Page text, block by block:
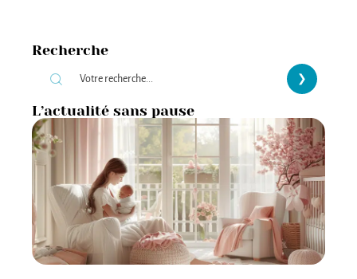
Recherche
L’actualité sans pause